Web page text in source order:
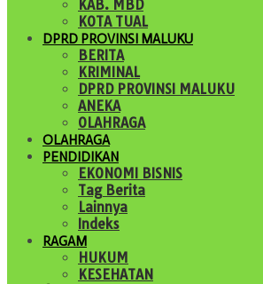
KAB. MBD
KOTA TUAL
DPRD PROVINSI MALUKU
BERITA
KRIMINAL
DPRD PROVINSI MALUKU
ANEKA
OLAHRAGA
OLAHRAGA
PENDIDIKAN
EKONOMI BISNIS
Tag Berita
Lainnya
Indeks
RAGAM
HUKUM
KESEHATAN